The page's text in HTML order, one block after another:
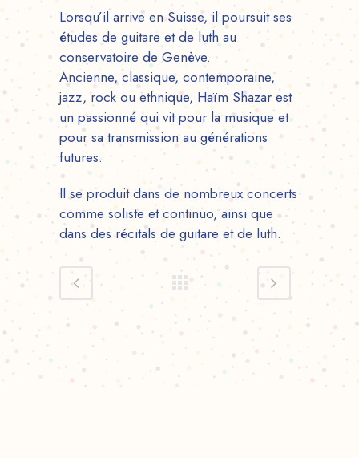
Lorsqu’il arrive en Suisse, il poursuit ses
études de guitare et de luth au
conservatoire de Genève.
Ancienne, classique, contemporaine,
jazz, rock ou ethnique, Haïm Shazar est
un passionné qui vit pour la musique et
pour sa transmission au générations
futures.
Il se produit dans de nombreux concerts
comme soliste et continuo, ainsi que
dans des récitals de guitare et de luth.